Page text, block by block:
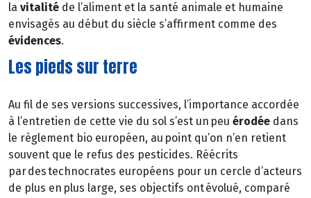
la vitalité de l’aliment et la santé animale et humaine
envisagés au début du siècle s’affirment comme des
évidences.
Les pieds sur terre
Au fil de ses versions successives, l’importance accordée
à l’entretien de cette vie du sol s’est un peu érodée dans
le règlement bio européen, au point qu’on n’en retient
souvent que le refus des pesticides. Réécrits
par des technocrates européens pour un cercle d’acteurs
de plus en plus large, ses objectifs ont évolué, comparé